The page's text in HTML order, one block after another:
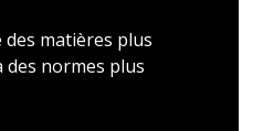
matières plus
normes plus